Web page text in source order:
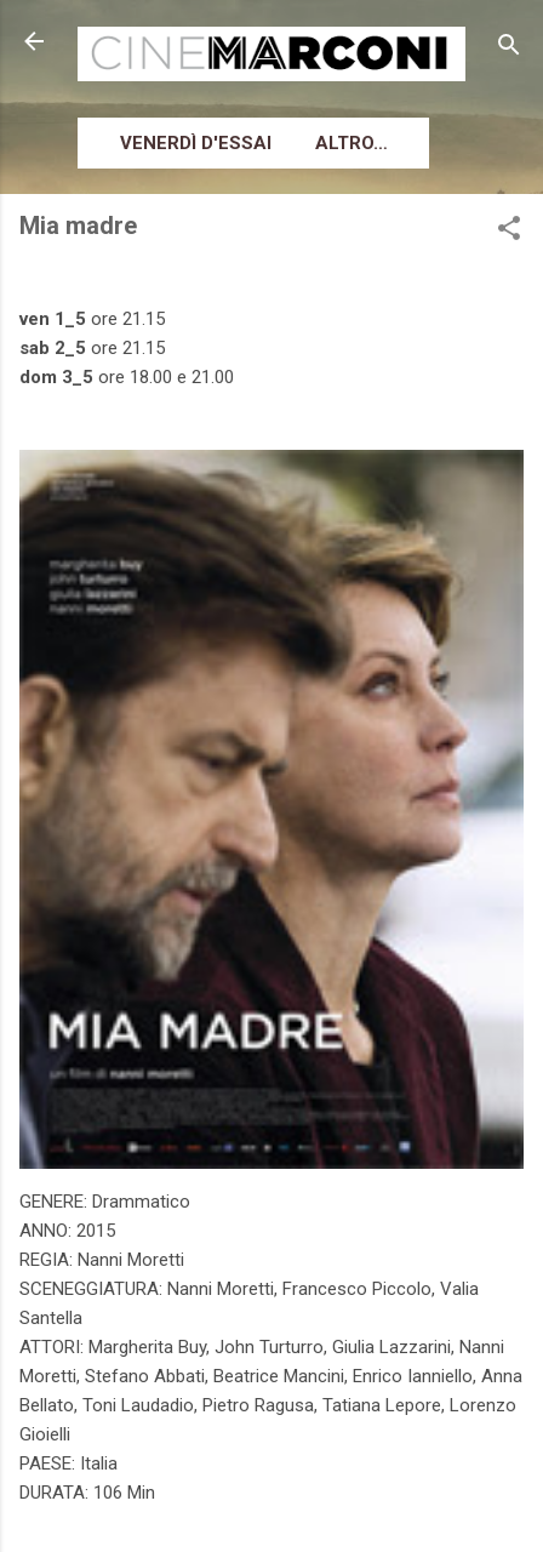
Passa ai contenuti principali
VENERDÌ D'ESSAI ALTRO…
Mia madre
ven 1_5 ore 21.15
sab 2_5 ore 21.15
dom 3_5 ore 18.00 e 21.00
GENERE: Drammatico
ANNO: 2015
REGIA: Nanni Moretti
SCENEGGIATURA: Nanni Moretti, Francesco Piccolo, Valia
Santella
ATTORI: Margherita Buy, John Turturro, Giulia Lazzarini, Nanni
Moretti, Stefano Abbati, Beatrice Mancini, Enrico Ianniello, Anna
Bellato, Toni Laudadio, Pietro Ragusa, Tatiana Lepore, Lorenzo
Gioielli
PAESE: Italia
DURATA: 106 Min